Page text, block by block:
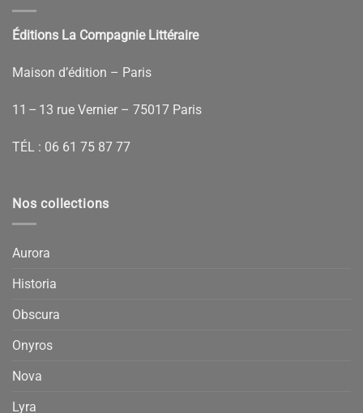
Éditions La Compagnie Littéraire
Maison d’édition – Paris
11 – 13 rue Vernier – 75017 Paris
TÉL : 06 61 75 87 77
Nos collections
Aurora
Historia
Obscura
Onyros
Nova
Lyra